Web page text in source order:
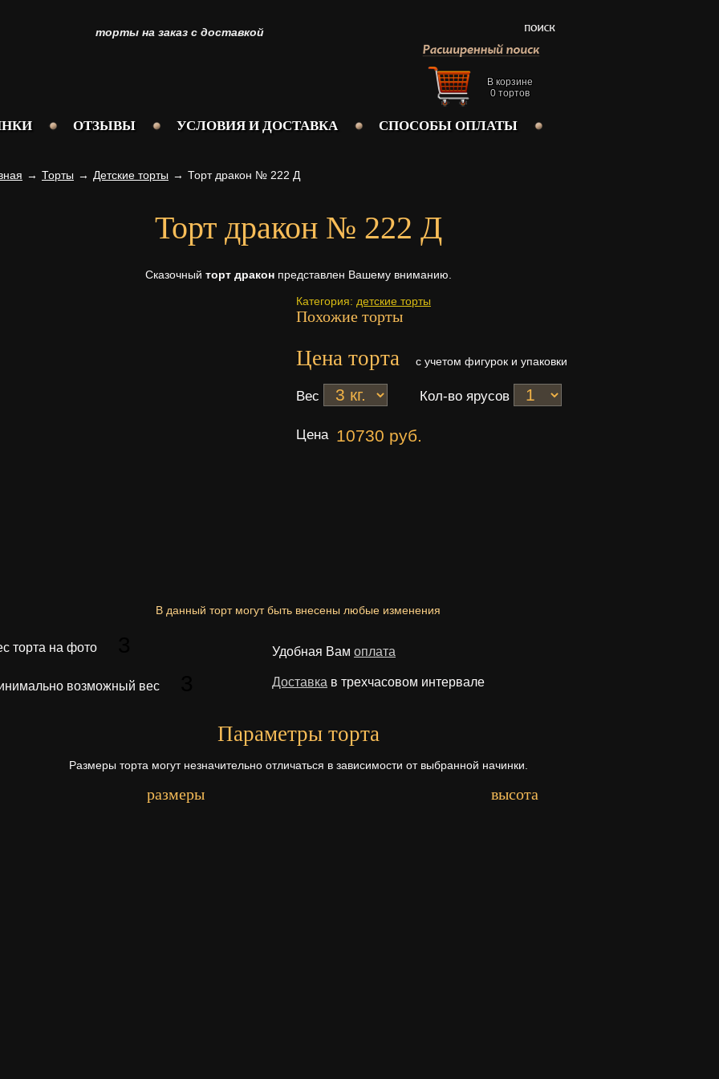
торты на заказ с доставкой
В корзине
0 тортов
ОТЗЫВЫ УСЛОВИЯ И ДОСТАВКА СПОСОБЫ ОПЛАТЫ
→ Торты → Детские торты → Торт дракон № 222 Д
Торт дракон № 222 Д
Сказочный торт драконпредставлен Вашему вниманию.
Категория: детские торты
Похожие торты
Цена торта с учетом фигурок и упаковки
Вес Кол-во ярусов
Цена 10730 руб.
В данный торт могут быть внесены любые изменения
торта на фото
возможный вес
Удобная Вам оплата
Доставка в трехчасовом интервале
Параметры торта
Размеры торта могут незначительно отличаться в зависимости от выбранной начинки.
размеры высота